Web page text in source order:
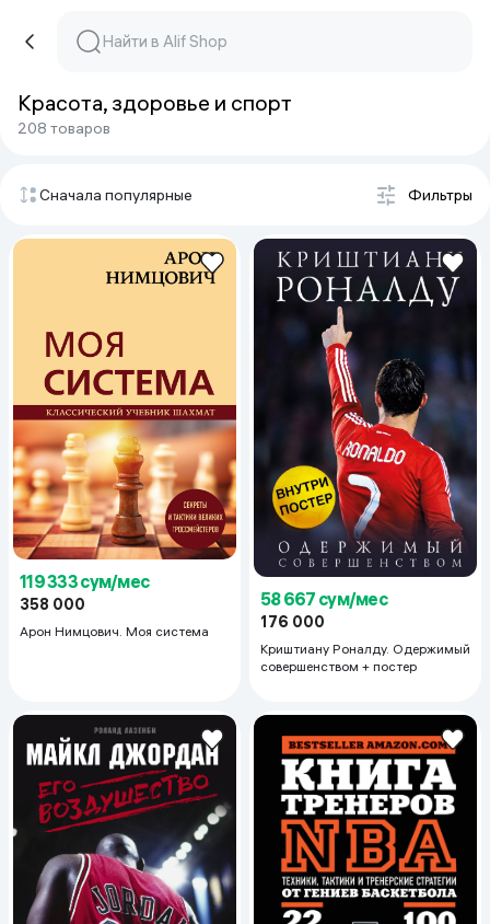
Красота, здоровье и спорт
208 товаров
Сначала популярные Фильтры
119 333 сум/мес
358 000
Арон Нимцович. Моя система
58 667 сум/мес
176 000
Криштиану Роналду. Одержимый
совершенством + постер